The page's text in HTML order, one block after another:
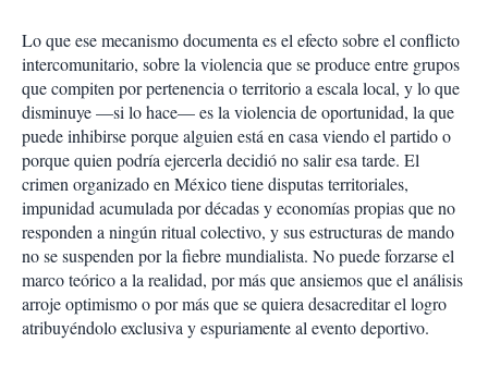
Lo que ese mecanismo documenta es el efecto sobre el conflicto
intercomunitario, sobre la violencia que se produce entre grupos
que compiten por pertenencia o territorio a escala local, y lo que
disminuye —si lo hace— es la violencia de oportunidad, la que
puede inhibirse porque alguien está en casa viendo el partido o
porque quien podría ejercerla decidió no salir esa tarde. El
crimen organizado en México tiene disputas territoriales,
impunidad acumulada por décadas y economías propias que no
responden a ningún ritual colectivo, y sus estructuras de mando
no se suspenden por la fiebre mundialista. No puede forzarse el
marco teórico a la realidad, por más que ansiemos que el análisis
arroje optimismo o por más que se quiera desacreditar el logro
atribuyéndolo exclusiva y espuriamente al evento deportivo.